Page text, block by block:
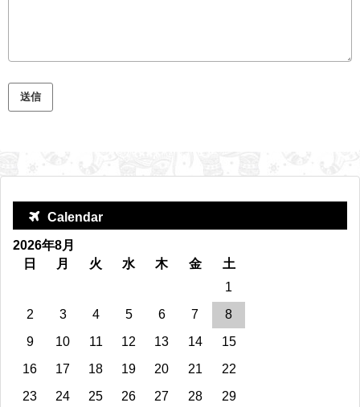
Calendar
2026年8月
日
月 火 水 木 金
土
1
2
3 4 5 6 7
8
9
10 11 12 13 14
15
16
17 18 19 20 21
22
23
24 25 26 27 28 29